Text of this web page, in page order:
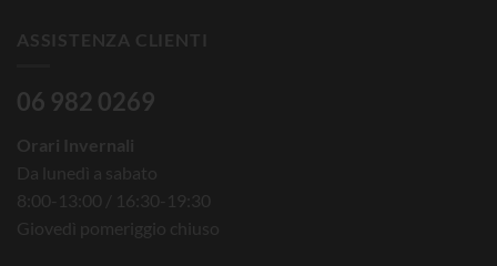
ASSISTENZA CLIENTI
06 982 0269
Orari Invernali
Da lunedì a sabato
8:00-13:00 / 16:30-19:30
Giovedì pomeriggio chiuso